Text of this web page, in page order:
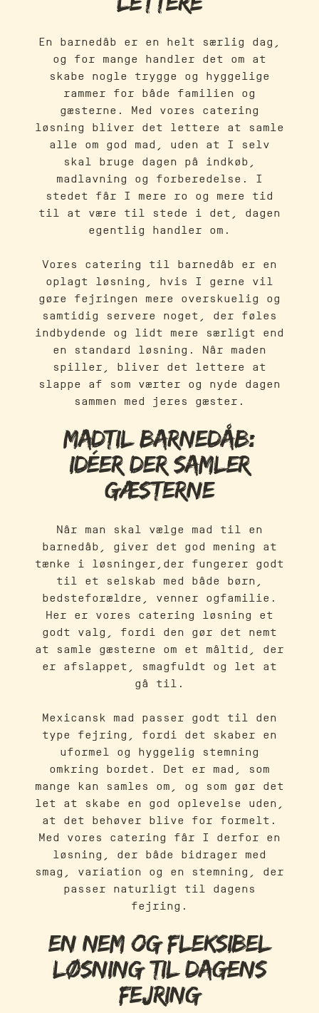
En barnedåb er en helt særlig dag,
og for mange handler det om at
skabe nogle trygge og hyggelige
rammer for både familien og
gæsterne. Med vores catering
løsning bliver det lettere at samle
alle om god mad, uden at I selv
skal bruge dagen på indkøb,
madlavning og forberedelse. I
stedet får I mere ro og mere tid
til at være til stede i det, dagen
egentlig handler om.
Vores catering til barnedåb er en
oplagt løsning, hvis I gerne vil
gøre fejringen mere overskuelig og
samtidig servere noget, der føles
indbydende og lidt mere særligt end
en standard løsning. Når maden
spiller, bliver det lettere at
slappe af som værter og nyde dagen
sammen med jeres gæster.
Madtil barnedåb:
idéer der samler
gæsterne
Når man skal vælge mad til en
barnedåb, giver det god mening at
tænke i løsninger,der fungerer godt
til et selskab med både børn,
bedsteforældre, venner ogfamilie.
Her er vores catering løsning et
godt valg, fordi den gør det nemt
at samle gæsterne om et måltid, der
er afslappet, smagfuldt og let at
gå til.
Mexicansk mad passer godt til den
type fejring, fordi det skaber en
uformel og hyggelig stemning
omkring bordet. Det er mad, som
mange kan samles om, og som gør det
let at skabe en god oplevelse uden,
at det behøver blive for formelt.
Med vores catering får I derfor en
løsning, der både bidrager med
smag, variation og en stemning, der
passer naturligt til dagens
fejring.
En nem og fleksibel
løsning til dagens
fejring